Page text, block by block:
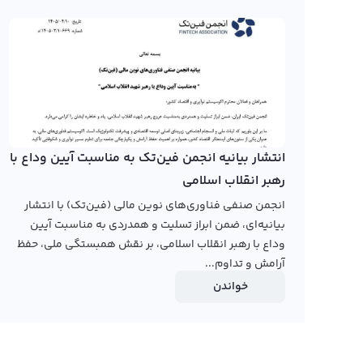
در صفحه قیمت آلکمی پی رابکس کاربران می‌توانند
نمایشی مثل کندل و نمودار خطی ارائه شده است و امکان
در حال حاضر هیچکدام از صرافی‌های ارز دیجیتال ایرانی
صرافی‌های ایرانی از سال 95 به بعد
نمودار قیمت آلکمی پی به تومان در سال‌های اخیر
صفحه نمودار قیمت آلکمی پی به تومان و دلار را برای
رابکس از خرید و فروش بیش از ۱۰۰۰ ارز دیجیتال پشتیبانی می‌کند. برای معامله رمز آلکمی پی، به صفحه
انتشار بیانیه انجمن فین‌تک به مناسبت آیین وداع با
رهبر انقلاب اسلامی
انجمن صنفی فناوری‌های نوین مالی (فین‌تک) با انتشار
بیانیه‌ای، ضمن ابراز تسلیت و همدردی به مناسبت آیین
وداع با رهبر انقلاب اسلامی، بر نقش همبستگی ملی، حفظ
آرامش و تداوم...
خواندن